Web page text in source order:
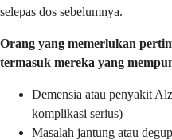
selepas dos sebelumnya.
Orang yang memerlukan
termasuk mereka yang
Demensia atau penyakit
komplikasi serius)
Masalah jantung atau